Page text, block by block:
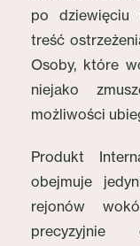
po dziewięciu
treść
Osoby, które
niejako
możliwości
Produkt
obejmuje
rejonów
precyzyjnie